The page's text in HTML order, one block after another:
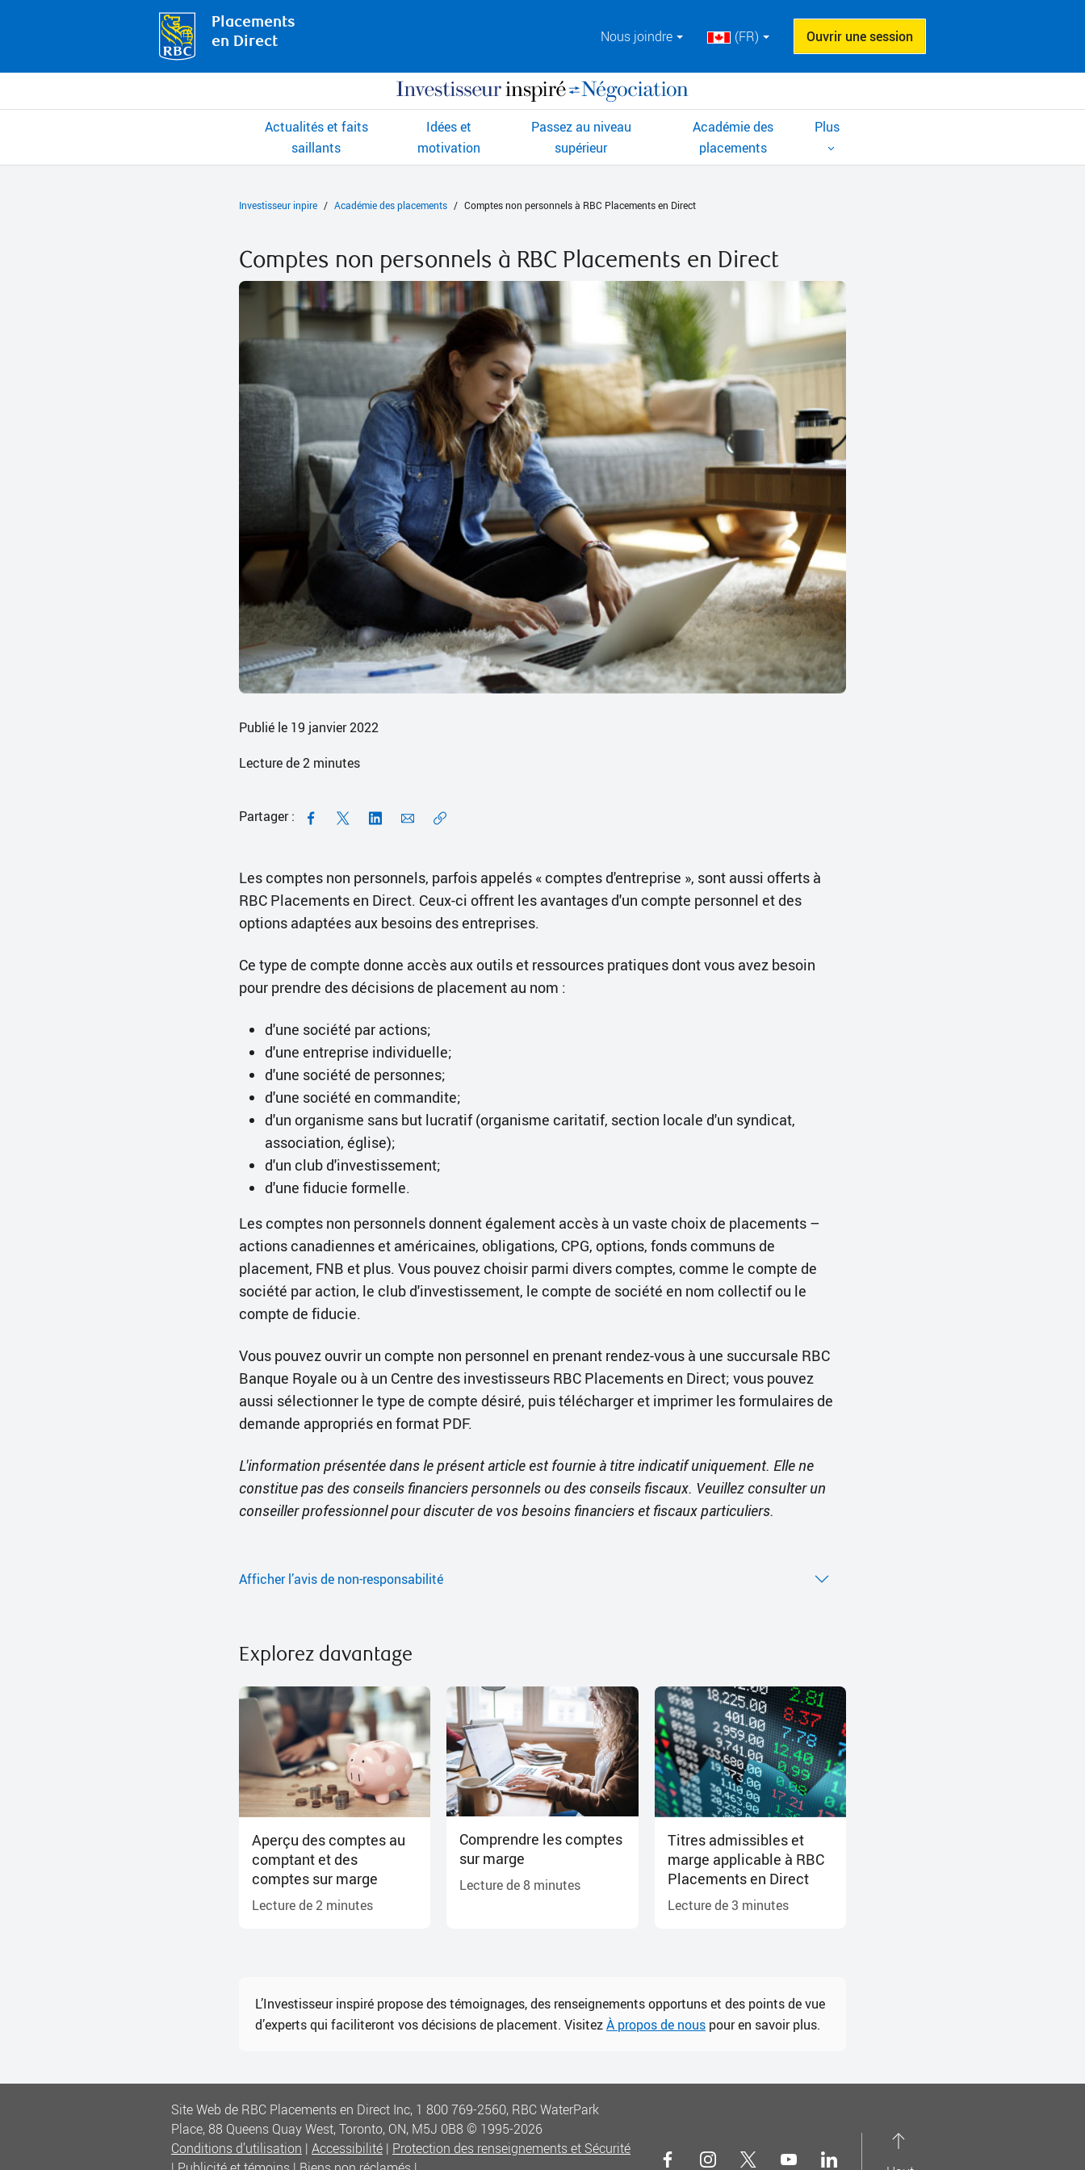
Placements
en Direct
Nous joindre (FR) Ouvrir une session
Actualités et faits
saillants
Idées et
motivation
Passez au niveau
supérieur
Académie des
placements
Plus
Investisseur inpire Académie des placements Comptes non personnels à RBC Placements en Direct
Comptes non personnels à RBC Placements en Direct
Publié le 19 janvier 2022
Lecture de2 minutes
Partager :
Les comptes non personnels, parfois appelés « comptes d'entreprise », sont aussi offerts à
RBC Placements en Direct. Ceux-ci offrent les avantages d'un compte personnel et des
options adaptées aux besoins des entreprises.
Ce type de compte donne accès aux outils et ressources pratiques dont vous avez besoin
pour prendre des décisions de placement au nom :
d'une société par actions;
d'une entreprise individuelle;
d'une société de personnes;
d'une société en commandite;
d'un organisme sans but lucratif (organisme caritatif, section locale d'un syndicat,
association, église);
d'un club d'investissement;
d'une fiducie formelle.
Les comptes non personnels donnent également accès à un vaste choix de placements –
actions canadiennes et américaines, obligations, CPG, options, fonds communs de
placement, FNB et plus. Vous pouvez choisir parmi divers comptes, comme le compte de
société par action, le club d'investissement, le compte de société en nom collectif ou le
compte de fiducie.
Vous pouvez ouvrir un compte non personnel en prenant rendez-vous à une succursale RBC
Banque Royale ou à un Centre des investisseurs RBC Placements en Direct; vous pouvez
aussi sélectionner le type de compte désiré, puis télécharger et imprimer les formulaires de
demande appropriés en format PDF.
L'information présentée dans le présent article est fournie à titre indicatif uniquement. Elle ne
constitue pas des conseils financiers personnels ou des conseils fiscaux. Veuillez consulter un
conseiller professionnel pour discuter de vos besoins financiers et fiscaux particuliers.
Afficher l’avis de non-responsabilité
Explorez davantage
Aperçu des comptes au
comptant et des
comptes sur marge
Lecture de 2 minutes
Comprendre les comptes
sur marge
Lecture de8 minutes
Titres admissibles et
marge applicable à RBC
Placements en Direct
Lecture de 3 minutes
L’Investisseur inspiré propose des témoignages, des renseignements opportuns et des points de vue
d’experts qui faciliteront vos décisions de placement. VisitezÀ propos de nous pour en savoir plus.
Site Web de RBC Placements en Direct Inc, 1 800 769-2560, RBC WaterPark
Place, 88 Queens Quay West, Toronto, ON, M5J 0B8 © 1995-2026
Conditions d’utilisation | Accessibilité | Protection des renseignements et Sécurité